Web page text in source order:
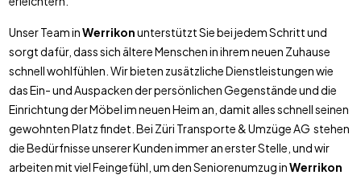
Unser Team inWerrikonunterstützt Sie bei jedem Schritt und
sorgt dafür, dass sich ältere Menschen in ihrem neuen Zuhause
schnell wohlfühlen. Wir bieten zusätzliche Dienstleistungen wie
das Ein- und Auspacken der persönlichen Gegenstände und die
Einrichtung der Möbel im neuen Heim an, damit alles schnell seinen
gewohnten Platz findet. Bei Züri Transporte & Umzüge AG stehen
die Bedürfnisse unserer Kunden immer an erster Stelle, und wir
arbeiten mit viel Feingefühl, um den Seniorenumzug inWerrikon